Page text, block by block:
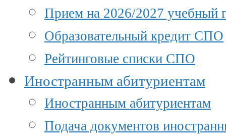
Прием на 2026/2027 учебный
Образовательный кредит СПО
Рейтинговые списки СПО
Иностранным абитуриентам
Иностранным абитуриентам
Подача документов